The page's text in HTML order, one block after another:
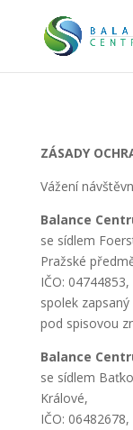
ZÁSADY
Vážení
Balance
se sídlem
Pražské
IČO:
spolek
pod spisovou
Balance
se sídlem
Králové,
IČO: